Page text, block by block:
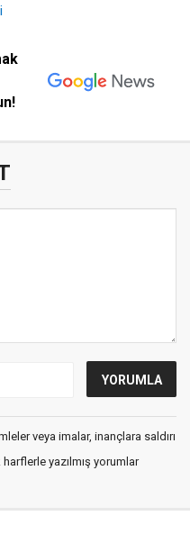
veya imalar, inançlara saldırı
yazılmış yorumlar